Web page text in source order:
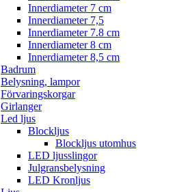
Innerdiameter 7 cm
Innerdiameter 7,5
Innerdiameter 7.8 cm
Innerdiameter 8 cm
Innerdiameter 8,5 cm
Badrum
Belysning, lampor
Förvaringskorgar
Girlanger
Led ljus
Blockljus
Blockljus utomhus
LED ljusslingor
Julgransbelysning
LED Kronljus